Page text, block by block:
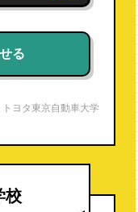
る
ヨタ東京自動車大学
校